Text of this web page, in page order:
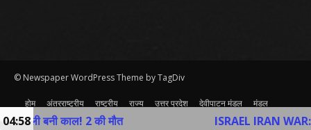
© Newspaper WordPress Theme by TagDiv
होम अंतरराष्ट्रीय राष्ट्रीय राज्य उत्तर प्रदेश देवीपाटन मंडल
मंडल
व्यापार
खेल अन्य Contact Us
बनी काल! 2 की मौत ISRAEL IRAN WAR:
04:58